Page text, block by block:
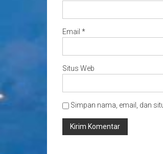
Email *
Situs Web
Simpan nama, email, dan